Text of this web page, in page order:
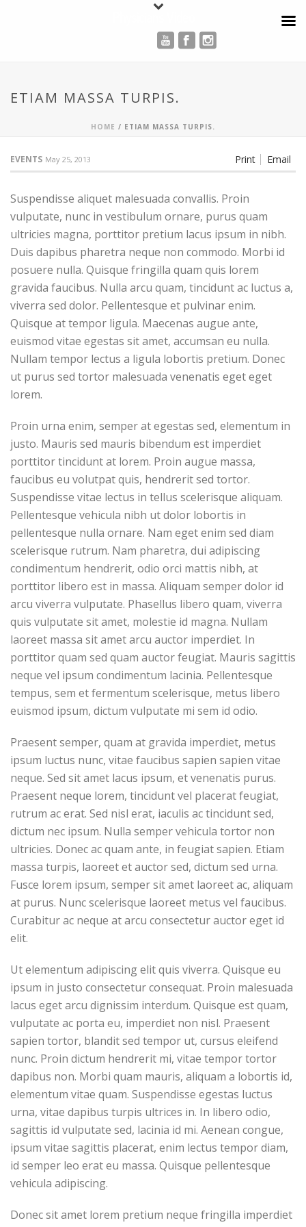
ETIAM MASSA TURPIS.
HOME / ETIAM MASSA TURPIS.
Print Email
EVENTS May 25, 2013
Suspendisse aliquet malesuada convallis. Proin
vulputate, nunc in vestibulum ornare, purus quam
ultricies magna, porttitor pretium lacus ipsum in nibh.
Duis dapibus pharetra neque non commodo. Morbi id
posuere nulla. Quisque fringilla quam quis lorem
gravida faucibus. Nulla arcu quam, tincidunt ac luctus a,
viverra sed dolor. Pellentesque et pulvinar enim.
Quisque at tempor ligula. Maecenas augue ante,
euismod vitae egestas sit amet, accumsan eu nulla.
Nullam tempor lectus a ligula lobortis pretium. Donec
ut purus sed tortor malesuada venenatis eget eget
lorem.
Proin urna enim, semper at egestas sed, elementum in
justo. Mauris sed mauris bibendum est imperdiet
porttitor tincidunt at lorem. Proin augue massa,
faucibus eu volutpat quis, hendrerit sed tortor.
Suspendisse vitae lectus in tellus scelerisque aliquam.
Pellentesque vehicula nibh ut dolor lobortis in
pellentesque nulla ornare. Nam eget enim sed diam
scelerisque rutrum. Nam pharetra, dui adipiscing
condimentum hendrerit, odio orci mattis nibh, at
porttitor libero est in massa. Aliquam semper dolor id
arcu viverra vulputate. Phasellus libero quam, viverra
quis vulputate sit amet, molestie id magna. Nullam
laoreet massa sit amet arcu auctor imperdiet. In
porttitor quam sed quam auctor feugiat. Mauris sagittis
neque vel ipsum condimentum lacinia. Pellentesque
tempus, sem et fermentum scelerisque, metus libero
euismod ipsum, dictum vulputate mi sem id odio.
Praesent semper, quam at gravida imperdiet, metus
ipsum luctus nunc, vitae faucibus sapien sapien vitae
neque. Sed sit amet lacus ipsum, et venenatis purus.
Praesent neque lorem, tincidunt vel placerat feugiat,
rutrum ac erat. Sed nisl erat, iaculis ac tincidunt sed,
dictum nec ipsum. Nulla semper vehicula tortor non
ultricies. Donec ac quam ante, in feugiat sapien. Etiam
massa turpis, laoreet et auctor sed, dictum sed urna.
Fusce lorem ipsum, semper sit amet laoreet ac, aliquam
at purus. Nunc scelerisque laoreet metus vel faucibus.
Curabitur ac neque at arcu consectetur auctor eget id
elit.
Ut elementum adipiscing elit quis viverra. Quisque eu
ipsum in justo consectetur consequat. Proin malesuada
lacus eget arcu dignissim interdum. Quisque est quam,
vulputate ac porta eu, imperdiet non nisl. Praesent
sapien tortor, blandit sed tempor ut, cursus eleifend
nunc. Proin dictum hendrerit mi, vitae tempor tortor
dapibus non. Morbi quam mauris, aliquam a lobortis id,
elementum vitae quam. Suspendisse egestas luctus
urna, vitae dapibus turpis ultrices in. In libero odio,
sagittis id vulputate sed, lacinia id mi. Aenean congue,
ipsum vitae sagittis placerat, enim lectus tempor diam,
id semper leo erat eu massa. Quisque pellentesque
vehicula adipiscing.
Donec sit amet lorem pretium neque fringilla imperdiet